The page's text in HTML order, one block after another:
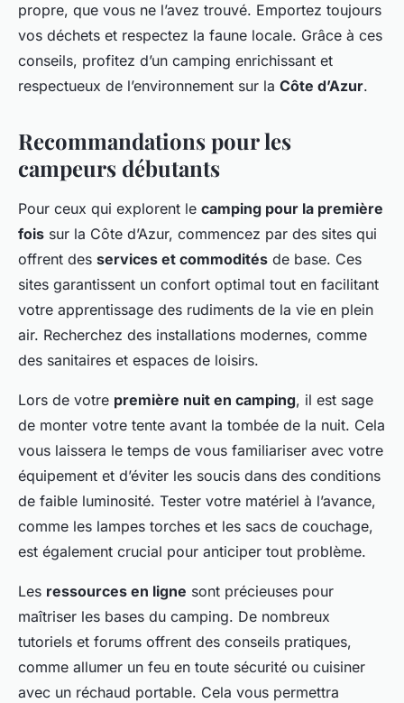
propre, que vous ne l’avez trouvé. Emportez toujours
vos déchets et respectez la faune locale. Grâce à ces
conseils, profitez d’un camping enrichissant et
respectueux de l’environnement sur la Côte d’Azur.
Recommandations pour les
campeurs débutants
Pour ceux qui explorent le camping pour la première
fois sur la Côte d’Azur, commencez par des sites qui
offrent des services et commodités de base. Ces
sites garantissent un confort optimal tout en facilitant
votre apprentissage des rudiments de la vie en plein
air. Recherchez des installations modernes, comme
des sanitaires et espaces de loisirs.
Lors de votre première nuit en camping, il est sage
de monter votre tente avant la tombée de la nuit. Cela
vous laissera le temps de vous familiariser avec votre
équipement et d’éviter les soucis dans des conditions
de faible luminosité. Tester votre matériel à l’avance,
comme les lampes torches et les sacs de couchage,
est également crucial pour anticiper tout problème.
Les ressources en ligne sont précieuses pour
maîtriser les bases du camping. De nombreux
tutoriels et forums offrent des conseils pratiques,
comme allumer un feu en toute sécurité ou cuisiner
avec un réchaud portable. Cela vous permettra